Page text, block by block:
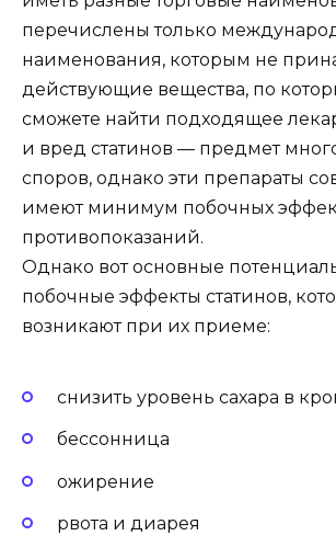
перечислены только
наименования, которым не
действующие вещества, по
сможете найти подходящее
и вред статинов — предмет
споров, однако эти препараты
имеют минимум побочных
противопоказаний.
Однако вот основные
побочные эффекты статинов,
возникают при их приеме:
снизить уровень сахара в
бессонница
ожирение
рвота и диарея